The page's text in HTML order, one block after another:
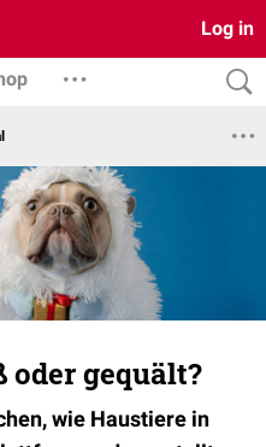
Log in
oder gequält?
wie Haustiere in